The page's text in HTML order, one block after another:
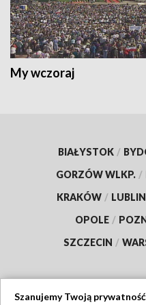
My wczoraj
BIAŁYSTOK /
GORZÓW WLKP. /
KRAKÓW / LUBLIN
OPOLE /
SZCZECIN /
Szanujemy Twoją prywatność